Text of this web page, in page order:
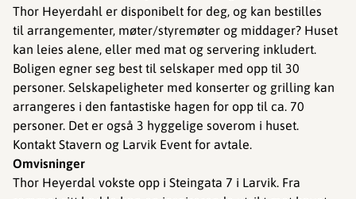
Thor Heyerdahl er disponibelt for deg, og kan bestilles
til arrangementer, møter/styremøter og middager? Huset
kan leies alene, eller med mat og servering inkludert.
Boligen egner seg best til selskaper med opp til 30
personer. Selskapeligheter med konserter og grilling kan
arrangeres i den fantastiske hagen for opp til ca. 70
personer. Det er også 3 hyggelige soverom i huset.
Kontakt Stavern og Larvik Event for avtale.
Omvisninger
Thor Heyerdal vokste opp i Steingata 7 i Larvik. Fra